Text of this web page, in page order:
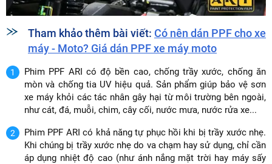
Tham khảo thêm bài viết: Có nên dán PPF cho xe
máy - Moto? Giá dán PPF xe máy moto
Phim PPF ARI có độ bền cao, chống trầy xước, chống ăn
mòn và chống tia UV hiệu quả. Sản phẩm giúp bảo vệ sơn
xe máy khỏi các tác nhân gây hại từ môi trường bên ngoài,
như cát, đá, muỗi, chim, cây cối, nước mưa, nước rửa xe...
Phim PPF ARI có khả năng tự phục hồi khi bị trầy xước nhẹ.
Khi chúng bị trầy xước nhẹ do va chạm hay sử dụng, chỉ cần
áp dụng nhiệt độ cao (như ánh nắng mặt trời hay máy sấy